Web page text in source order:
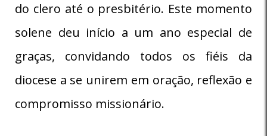
do clero até o presbitério. Este momento
solene deu início a um ano especial de
graças, convidando todos os fiéis da
diocese a se unirem em oração, reflexão e
compromisso missionário.